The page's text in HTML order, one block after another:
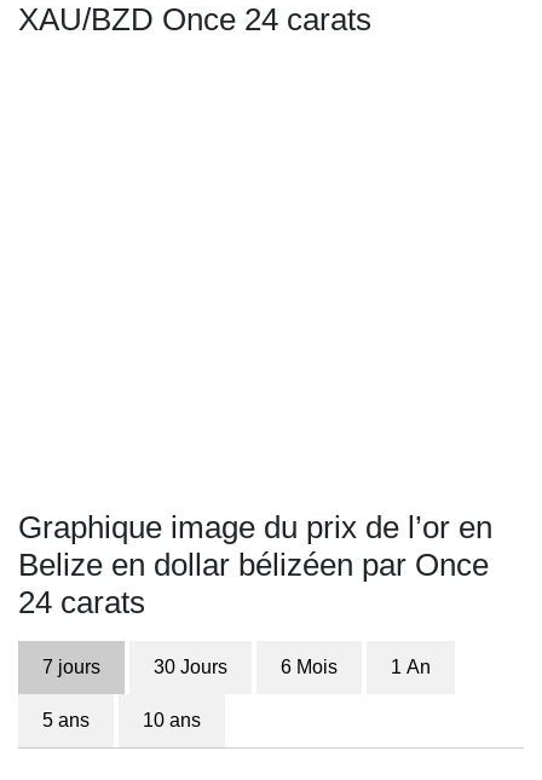
XAU/BZD Once 24 carats
Graphique image du prix de l’or en
Belize en dollar bélizéen par Once
24 carats
7 jours 30 Jours 6 Mois 1 An
5 ans 10 ans